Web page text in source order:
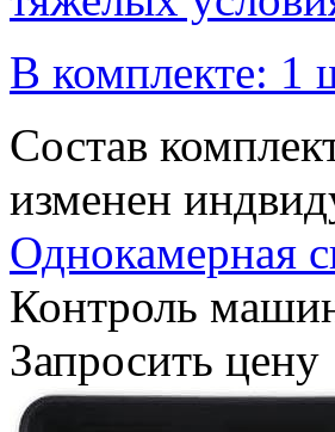
В комплекте: 1
Состав
изменен
Однокамерная
Контроль
Запросить цену